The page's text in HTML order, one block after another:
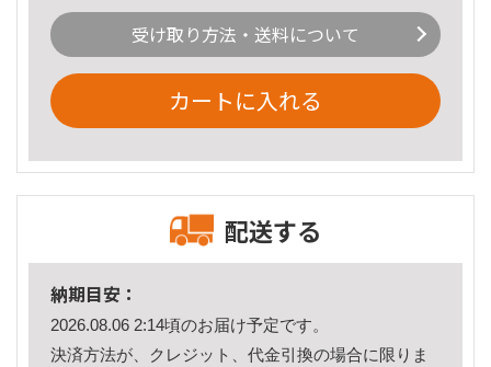
受け取り方法・送料について
カートに入れる
配送する
納期目安：
2026.08.06 2:14頃のお届け予定です。
決済方法が、クレジット、代金引換の場合に限りま